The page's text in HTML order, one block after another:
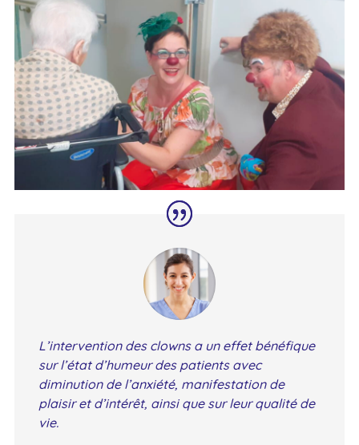
L’intervention des clowns a un effet bénéfique
sur l’état d’humeur des patients avec
diminution de l’anxiété, manifestation de
plaisir et d’intérêt, ainsi que sur leur qualité de
vie.